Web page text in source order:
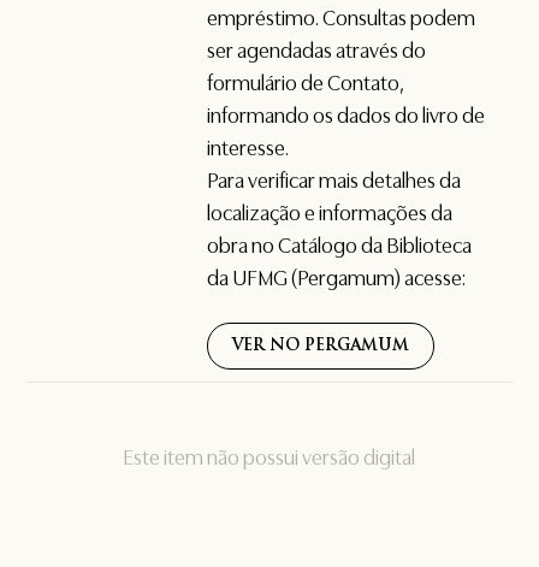
Este item não possui versão digital
empréstimo. Consultas podem
ser agendadas através do
formulário deContato,
informando os dados do livro de
interesse.
Para verificar mais detalhes da
localização e informações da
obra no Catálogo da Biblioteca
da UFMG (Pergamum) acesse:
VER NO PERGAMUM